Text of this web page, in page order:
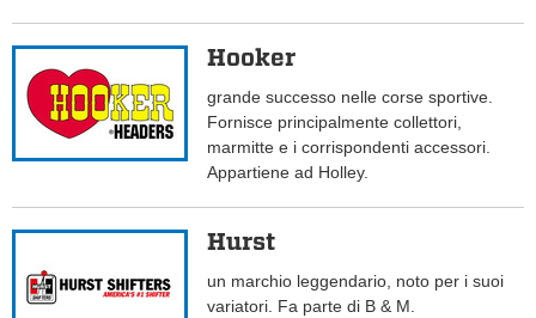
Hooker
grande successo nelle corse sportive.
Fornisce principalmente collettori,
marmitte e i corrispondenti accessori.
Appartiene ad Holley.
Hurst
un marchio leggendario, noto per i suoi
variatori. Fa parte di B & M.